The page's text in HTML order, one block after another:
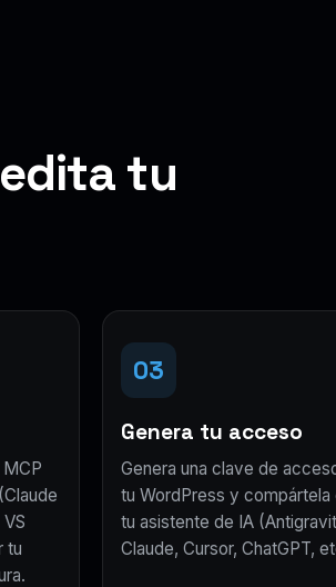
tu
tu
03
Genera tu acceso
Genera una clave de
tu WordPress y compártela
tu asistente de IA
Claude, Cursor, ChatGPT,